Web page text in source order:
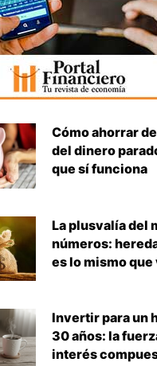
Cómo ahorrar
del dinero
que sí funciona
La plusvalía del
números:
es lo mismo
Invertir para un
30 años: la
interés